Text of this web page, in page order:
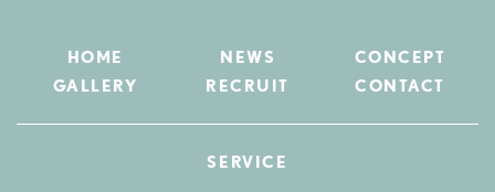
HOME NEWS
CONCEPT
GALLERY
RECRUIT CONTACT
SERVICE